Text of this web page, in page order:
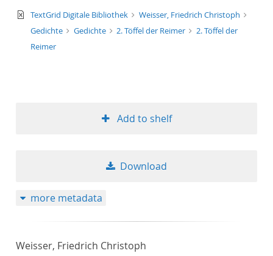
text/xml
TextGrid Digitale Bibliothek
Weisser, Friedrich Christoph
Gedichte
Gedichte 2. Töffel der Reimer
2. Töffel der
Reimer
Add to shelf
Download
more metadata
Weisser, Friedrich Christoph